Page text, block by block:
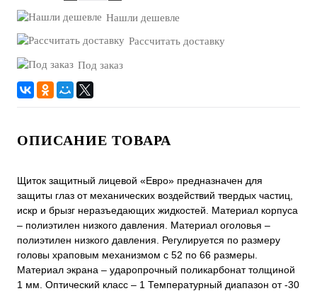
Нашли дешевле
Рассчитать доставку
Под заказ
ОПИСАНИЕ ТОВАРА
Щиток защитный лицевой «Евро» предназначен для
защиты глаз от механических воздействий твердых частиц,
искр и брызг неразъедающих жидкостей. Материал корпуса
– полиэтилен низкого давления. Материал оголовья –
полиэтилен низкого давления. Регулируется по размеру
головы храповым механизмом с 52 по 66 размеры.
Mатериал экрана – ударопрочный поликарбонат толщиной
1 мм. Оптический класс – 1 Температурный диапазон от -30